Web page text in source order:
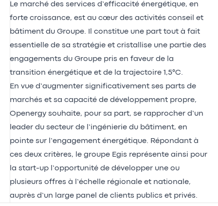
Le marché des services d’efficacité énergétique, en
forte croissance, est au cœur des activités conseil et
bâtiment du Groupe. Il constitue une part tout à fait
essentielle de sa stratégie et cristallise une partie des
engagements du Groupe pris en faveur de la
transition énergétique et de la trajectoire 1,5°C.
En vue d’augmenter significativement ses parts de
marchés et sa capacité de développement propre,
Openergy souhaite, pour sa part, se rapprocher d’un
leader du secteur de l’ingénierie du bâtiment, en
pointe sur l’engagement énergétique. Répondant à
ces deux critères, le groupe Egis représente ainsi pour
la start-up l’opportunité de développer une ou
plusieurs offres à l’échelle régionale et nationale,
auprès d’un large panel de clients publics et privés.